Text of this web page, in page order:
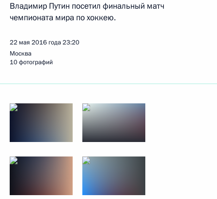
Владимир Путин посетил финальный матч
чемпионата мира по хоккею.
22 мая 2016 года23:20
Москва
10 фотографий